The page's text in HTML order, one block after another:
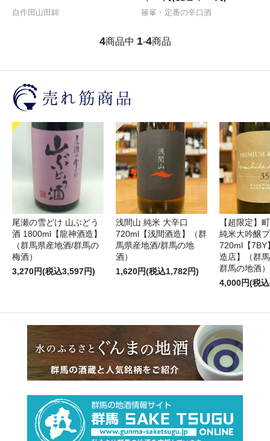
自作田山田錦 篠峯・定番の辛口酒
4商品中 1-4商品
尾瀬の雪どけ 山ぶどう
酒 1800ml【龍神酒造】
（群馬県産地酒/群馬の
梅酒）
3,270円(税込3,597円)
浅間山 純米 大辛口
720ml【浅間酒造】（群
馬県産地酒/群馬の地
酒）
1,620円(税込1,782円)
【超限定】
純米大吟醸
720ml【7BY
造店】（群
群馬の地酒）
4,000円(税